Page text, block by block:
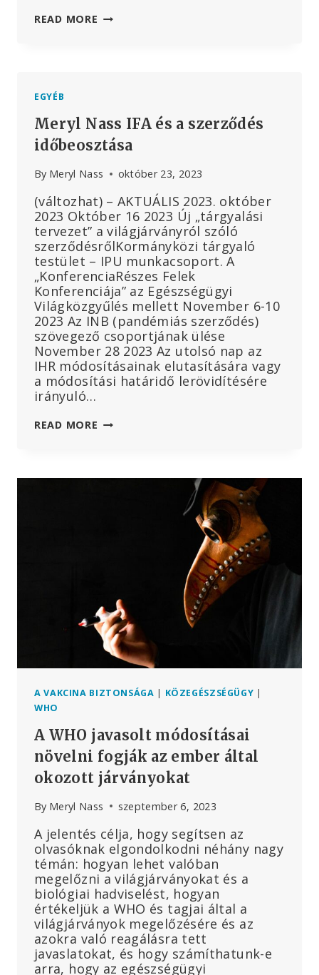
READ MORE MIÉRT
EGYÉB
Meryl Nass IFA és a szerződés
időbeosztása
By Meryl Nass október 23, 2023
(változhat) – AKTUÁLIS 2023. október
2023 Október 16 2023 Új „tárgyalási
tervezet” a világjárványról szóló
szerződésrőlKormányközi tárgyaló
testület – IPU munkacsoport. A
„KonferenciaRészes Felek
Konferenciája” az Egészségügyi
Világközgyűlés mellett November 6-10
2023 Az INB (pandémiás szerződés)
szövegező csoportjának ülése
November 28 2023 Az utolsó nap az
IHR módosításainak elutasítására vagy
a módosítási határidő lerövidítésére
irányuló…
READ MORE MERYL
IDŐBEOSZTÁSA
A VAKCINA BIZTONSÁGA | KÖZEGÉSZSÉGÜGY |
WHO
A WHO javasolt módosításai
növelni fogják az ember által
okozott járványokat
By Meryl Nass szeptember 6, 2023
A jelentés célja, hogy segítsen az
olvasóknak elgondolkodni néhány nagy
témán: hogyan lehet valóban
megelőzni a világjárványokat és a
biológiai hadviselést, hogyan
értékeljük a WHO és tagjai által a
világjárványok megelőzésére és az
azokra való reagálásra tett
javaslatokat, és hogy számíthatunk-e
arra, hogy az egészségügyi